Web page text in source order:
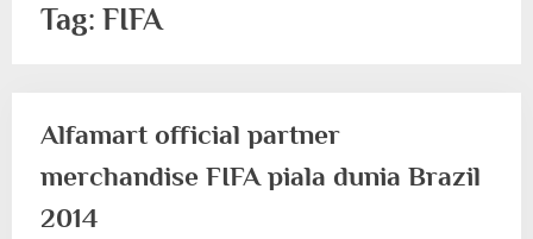
Tag: FIFA
Alfamart official partner
merchandise FIFA piala dunia Brazil
2014